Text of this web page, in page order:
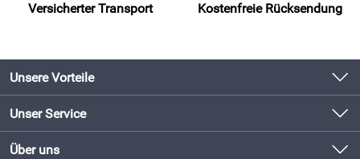
Versicherter Transport Kostenfreie Rücksendung
Unsere Vorteile
Produkte original und direkt vom Hersteller
Unser Service
Kontakt
Über uns